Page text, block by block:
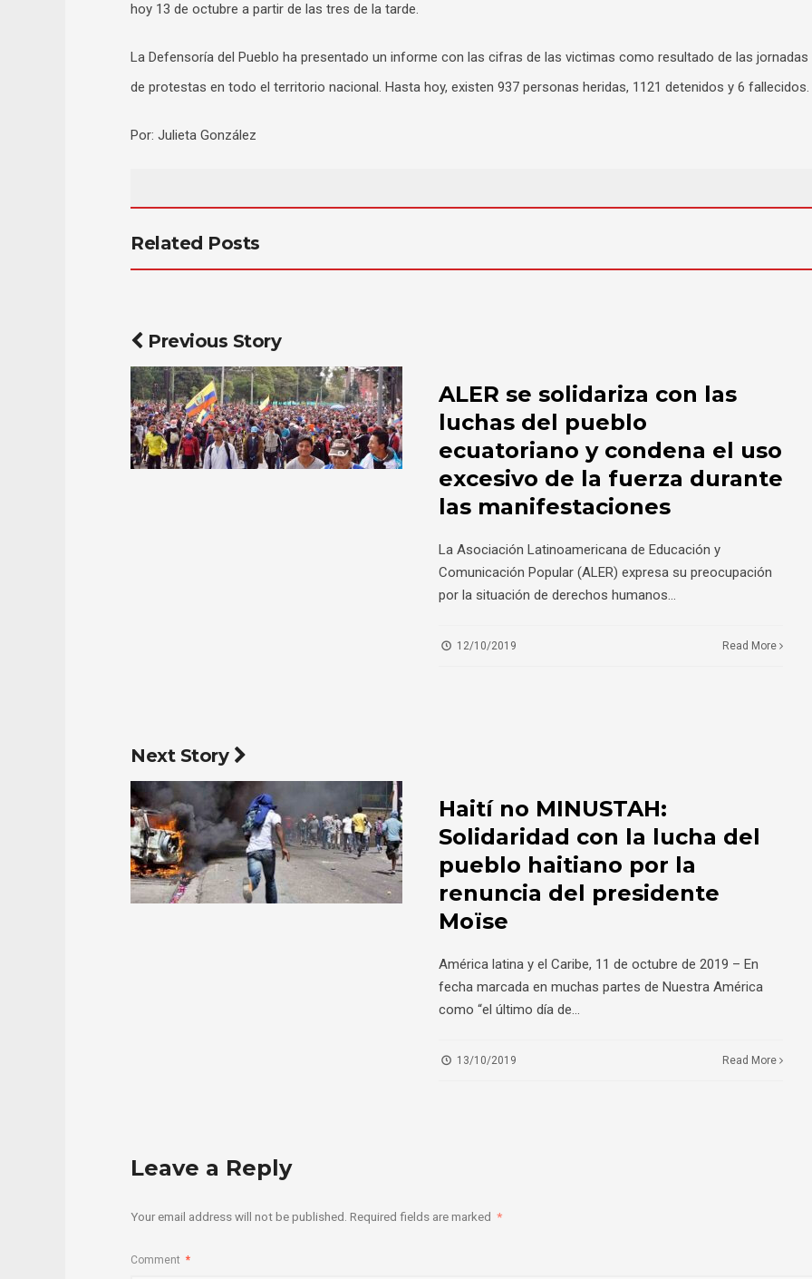
hoy 13 de octubre a partir de las tres de la tarde.
La Defensoría del Pueblo ha presentado un informe con las cifras de las victimas como resultado de las jornadas
de protestas en todo el territorio nacional. Hasta hoy, existen 937 personas heridas, 1121 detenidos y 6 fallecidos.
Por: Julieta González
Related Posts
Previous Story
ALER se solidariza con las
luchas del pueblo
ecuatoriano y condena el uso
excesivo de la fuerza durante
las manifestaciones
La Asociación Latinoamericana de Educación y
Comunicación Popular (ALER) expresa su preocupación
por la situación de derechos humanos...
12/10/2019 Read More
Next Story
Haití no MINUSTAH:
Solidaridad con la lucha del
pueblo haitiano por la
renuncia del presidente
Moïse
América latina y el Caribe, 11 de octubre de 2019 – En
fecha marcada en muchas partes de Nuestra América
como “el último día de...
13/10/2019 Read More
Leave a Reply
Your email address will not be published. Required fields are marked *
Comment *